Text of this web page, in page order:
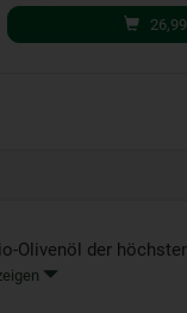
26,99
Olivenöl der